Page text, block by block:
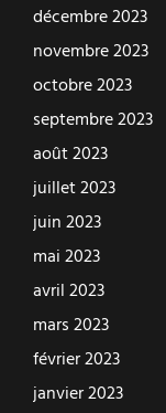
décembre 2023
novembre 2023
octobre 2023
septembre 2023
août 2023
juillet 2023
juin 2023
mai 2023
avril 2023
mars 2023
février 2023
janvier 2023